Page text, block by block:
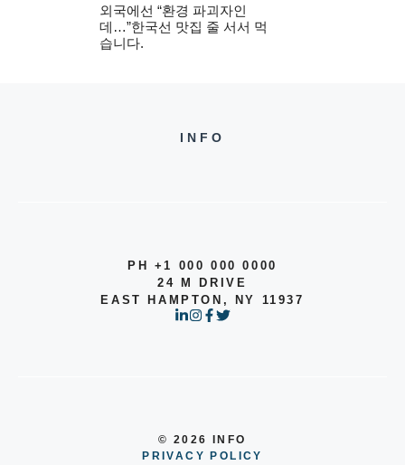
외국에선 “환경 파괴자인
데…”한국선 맛집 줄 서서 먹
습니다.
INFO
PH +1 000 000 0000
24 M DRIVE
EAST HAMPTON, NY 11937
© 2026 INFO
PRIVACY POLICY